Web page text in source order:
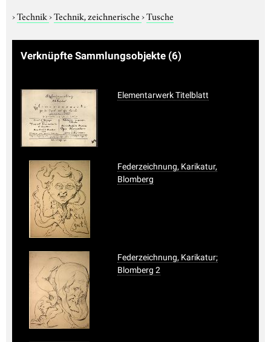
›Technik›Technik, zeichnerische›Tusche
Verknüpfte Sammlungsobjekte (6)
Elementarwerk Titelblatt
Federzeichnung, Karikatur,
Blomberg
Federzeichnung, Karikatur;
Blomberg 2